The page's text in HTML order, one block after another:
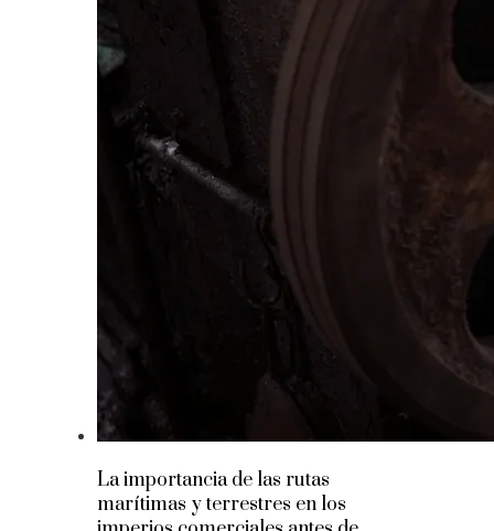
La importancia de las rutas
marítimas y terrestres en los